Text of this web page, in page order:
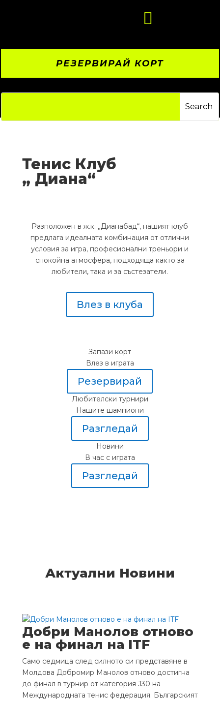

РЕЗЕРВИРАЙ КОРТ
Тенис Клуб
„ Диана“
Разположен в ж.к. „Дианабад“, нашият клуб
предлага идеалната комбинация от отлични
условия за игра, професионални треньори и
спокойна атмосфера, подходяща както за
любители, така и за състезатели.
Влез в клуба
Запази корт
Влез в играта
Резервирай
Любителски турнири
Нашите шампиони
Разгледай
Новини
В час с играта
Разгледай
Актуални Новини
Добри Манолов отново
е на финал на ITF
Само седмица след силното си представяне в
Молдова Добромир Манолов отново достигна
до финал в турнир от категория J30 на
Международната тенис федерация. Българският